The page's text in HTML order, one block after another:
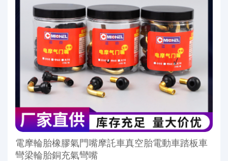
電摩輪胎橡膠氣門嘴摩託車真空胎電動車踏板車
彎梁輪胎銅充氣彎嘴